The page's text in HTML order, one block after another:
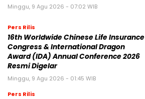
Minggu, 9 Agu 2026 - 07:02 WIB
Pers Rilis
16th Worldwide Chinese Life Insurance
Congress & International Dragon
Award (IDA) Annual Conference 2026
Resmi Digelar
Minggu, 9 Agu 2026 - 01:45 WIB
Pers Rilis